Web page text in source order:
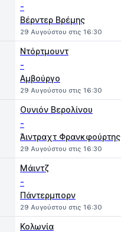
-
Βέρντερ Βρέμης
29 Αυγούστου στις 16:30
Ντόρτμουντ
-
Αμβούργο
29 Αυγούστου στις 16:30
Ουνιόν Βερολίνου
-
Άιντραχτ Φρανκφούρτης
29 Αυγούστου στις 16:30
Μάιντζ
-
Πάντερμπορν
29 Αυγούστου στις 16:30
Κολωνία